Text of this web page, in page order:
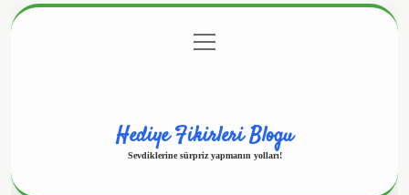
Gizlilik Politikası
menüyü
aç
Hediye Fikirleri Blogu
Sevdiklerine sürpriz yapmanın yolları!